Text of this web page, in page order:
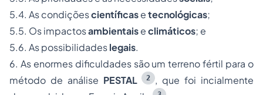
5.4. As condiçõescientíficasetecnológicas;
5.5. Os impactosambientaiseclimáticos; e
5.6. As possibilidadeslegais.
6. As enormes dificuldades são um terreno fértil para o
método de análise PESTAL 2 , que foi incialmente